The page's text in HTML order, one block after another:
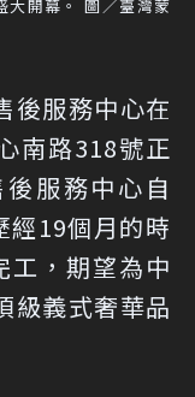
大開幕。 圖／臺灣蒙
後服務中心在
南路318號正
服務中心自
經19個月的時
工，期望為中
級義式奢華品